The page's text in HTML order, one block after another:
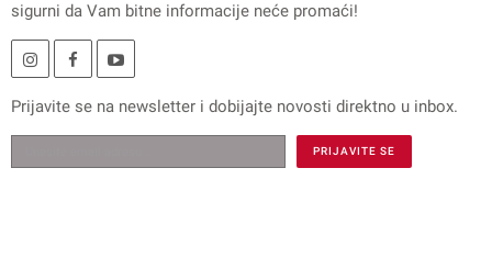
sigurni da Vam bitne informacije neće promaći!
Prijavite se na newsletteri dobijajte novosti direktno u inbox.